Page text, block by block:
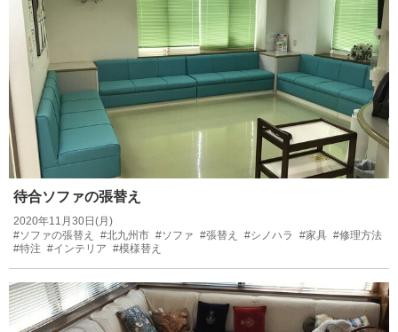
待合ソファの張替え
2020年11月30日(月)
#ソファの張替え
#北九州市 #ソファ #張替え #シノハラ #家具 #修理方法
#特注 #インテリア #模様替え